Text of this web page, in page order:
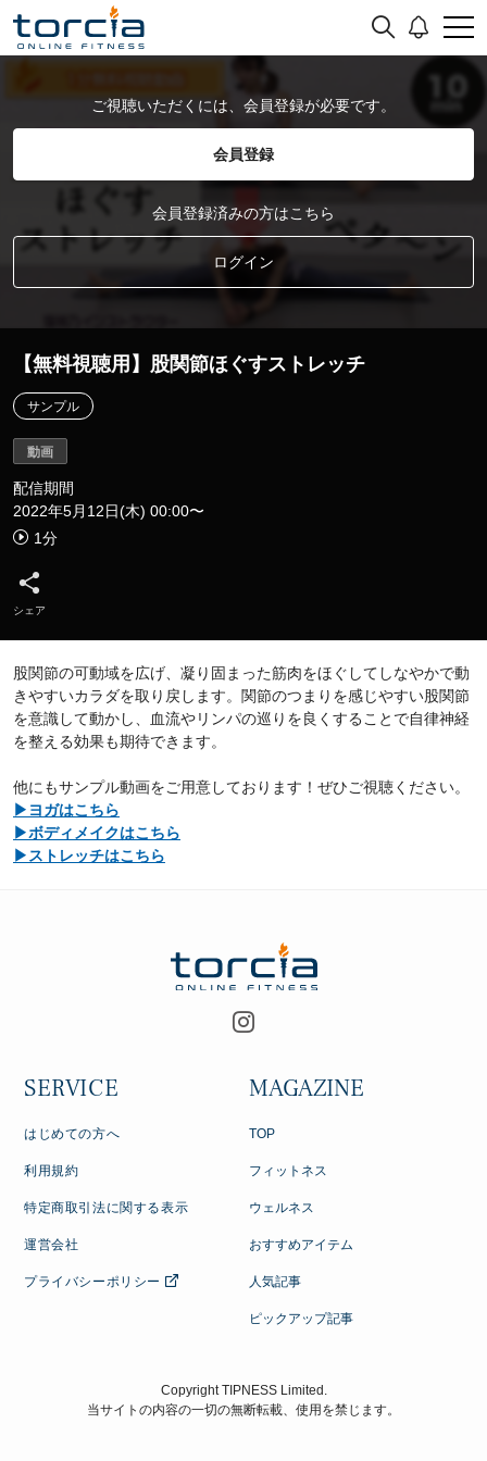
ご視聴いただくには、会員登録が必要です。
会員登録
会員登録済みの方はこちら
ログイン
【無料視聴用】股関節ほぐすストレッチ
サンプル
動画
配信期間
2022年5月12日(木) 00:00〜
1分
シェア
股関節の可動域を広げ、凝り固まった筋肉をほぐしてしなやかで動
きやすいカラダを取り戻します。関節のつまりを感じやすい股関節
を意識して動かし、血流やリンパの巡りを良くすることで自律神経
を整える効果も期待できます。
他にもサンプル動画をご用意しております！ぜひご視聴ください。
▶ヨガはこちら
▶ボディメイクはこちら
▶ストレッチはこちら
SERVICE
はじめての方へ
利用規約
特定商取引法に関する表示
運営会社
プライバシーポリシー
MAGAZINE
TOP
フィットネス
ウェルネス
おすすめアイテム
人気記事
ピックアップ記事
Copyright TIPNESS Limited.
当サイトの内容の一切の無断転載、使用を禁じます。